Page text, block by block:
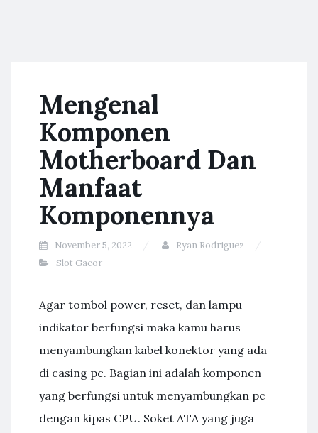
Mengenal
Komponen
Motherboard Dan
Manfaat
Komponennya
November 5, 2022
Ryan Rodriguez
Slot Gacor
Agar tombol power, reset, dan lampu
indikator berfungsi maka kamu harus
menyambungkan kabel konektor yang ada
di casing pc. Bagian ini adalah komponen
yang berfungsi untuk menyambungkan pc
dengan kipas CPU. Soket ATA yang juga